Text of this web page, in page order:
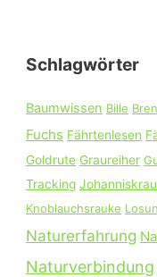
n
a
c
h
:
Schlagwörter
Baumwissen Bille
Fuchs Fährtenlesen
Goldrute Graureiher
Tracking
Knoblauchsrauke
Naturerfahrung
Naturverbindung